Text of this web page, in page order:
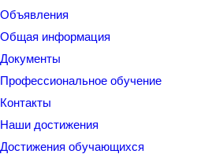
Объявления
Общая информация
Документы
Профессиональное обучение
Контакты
Наши достижения
Достижения обучающихся